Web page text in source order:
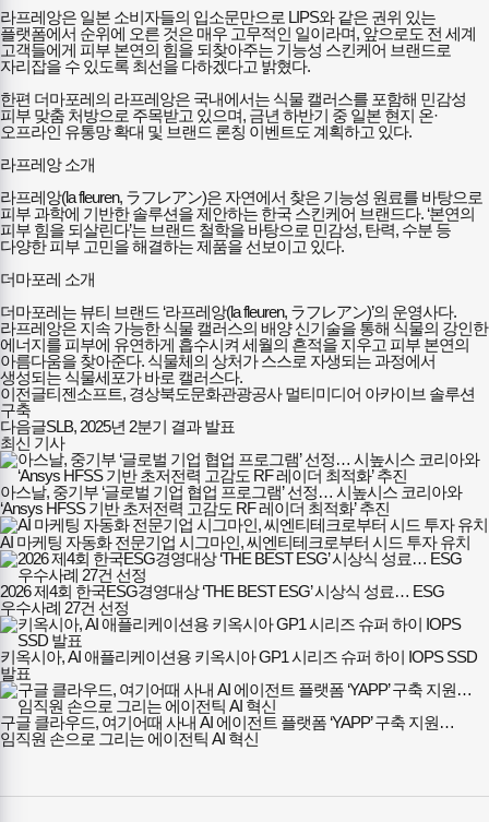
라프레앙은 일본 소비자들의 입소문만으로 LIPS와 같은 권위 있는
플랫폼에서 순위에 오른 것은 매우 고무적인 일이라며, 앞으로도 전 세계
고객들에게 피부 본연의 힘을 되찾아주는 기능성 스킨케어 브랜드로
자리잡을 수 있도록 최선을 다하겠다고 밝혔다.
한편 더마포레의 라프레앙은 국내에서는 식물 캘러스를 포함해 민감성
피부 맞춤 처방으로 주목받고 있으며, 금년 하반기 중 일본 현지 온·
오프라인 유통망 확대 및 브랜드 론칭 이벤트도 계획하고 있다.
라프레앙 소개
라프레앙(la fleuren, ラフレアン)은 자연에서 찾은 기능성 원료를 바탕으로
피부 과학에 기반한 솔루션을 제안하는 한국 스킨케어 브랜드다. ‘본연의
피부 힘을 되살린다’는 브랜드 철학을 바탕으로 민감성, 탄력, 수분 등
다양한 피부 고민을 해결하는 제품을 선보이고 있다.
더마포레 소개
더마포레는 뷰티 브랜드 ‘라프레앙(la fleuren, ラフレアン)’의 운영사다.
라프레앙은 지속 가능한 식물 캘러스의 배양 신기술을 통해 식물의 강인한
에너지를 피부에 유연하게 흡수시켜 세월의 흔적을 지우고 피부 본연의
아름다움을 찾아준다. 식물체의 상처가 스스로 자생되는 과정에서
생성되는 식물세포가 바로 캘러스다.
이전글티젠소프트, 경상북도문화관광공사 멀티미디어 아카이브 솔루션
구축
다음글SLB, 2025년 2분기 결과 발표
최신 기사
아스날, 중기부 ‘글로벌 기업 협업 프로그램’ 선정… 시높시스 코리아와
‘Ansys HFSS 기반 초저전력 고감도 RF 레이더 최적화’ 추진
AI 마케팅 자동화 전문기업 시그마인, 씨엔티테크로부터 시드 투자 유치
2026 제4회 한국ESG경영대상 ‘THE BEST ESG’ 시상식 성료… ESG
우수사례 27건 선정
키옥시아, AI 애플리케이션용 키옥시아 GP1 시리즈 슈퍼 하이 IOPS SSD
발표
구글 클라우드, 여기어때 사내 AI 에이전트 플랫폼 ‘YAPP’ 구축 지원…
임직원 손으로 그리는 에이전틱 AI 혁신